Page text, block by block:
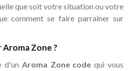
que soit votre situation ou votre
comment se faire parrainer sur
Zone ?
d'un Aroma Zone code qui vous